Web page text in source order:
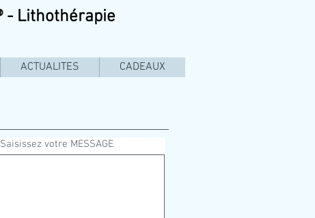
- Lithothérapie
ACTUALITES CADEAUX
Saisissez votre MESSAGE